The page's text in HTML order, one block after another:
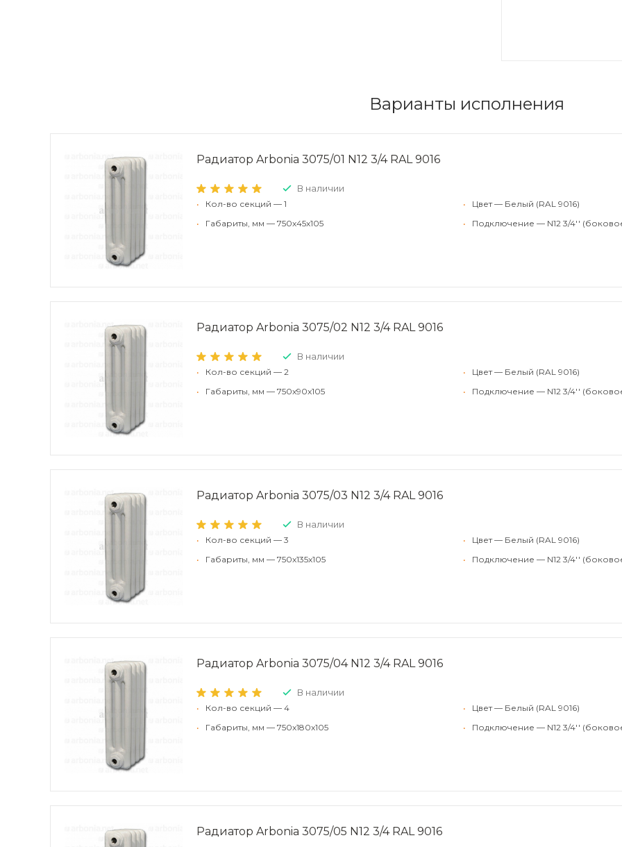
Варианты исполнения
Радиатор Arbonia 3075/01 N12 3/4 RAL 9016
В наличии
•
Кол-во секций — 1
•
Габариты, мм — 750x45x105
•
Цвет — Белый (RAL 9016)
•
Подключение — N12 3/4''
Радиатор Arbonia 3075/02 N12 3/4 RAL 9016
В наличии
•
Кол-во секций — 2
•
Габариты, мм — 750x90x105
•
Цвет — Белый (RAL 9016)
•
Подключение — N12 3/4''
Радиатор Arbonia 3075/03 N12 3/4 RAL 9016
В наличии
•
Кол-во секций — 3
•
Габариты, мм — 750x135x105
•
Цвет — Белый (RAL 9016)
•
Подключение — N12 3/4''
Радиатор Arbonia 3075/04 N12 3/4 RAL 9016
В наличии
•
Кол-во секций — 4
•
Габариты, мм — 750x180x105
•
Цвет — Белый (RAL 9016)
•
Подключение — N12 3/4''
Радиатор Arbonia 3075/05 N12 3/4 RAL 9016